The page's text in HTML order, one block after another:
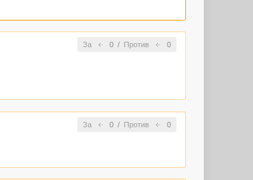
За 0/ Против 0
За 0/ Против 0